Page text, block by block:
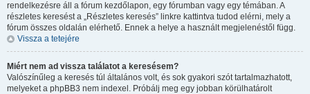
rendelkezésre áll a fórum kezdőlapon, egy fórumban vagy egy témában. A
részletes keresést a „Részletes keresés” linkre kattintva tudod elérni, mely a
fórum összes oldalán elérhető. Ennek a helye a használt megjelenéstől függ.
Vissza a tetejére
Miért nem ad vissza találatot a keresésem?
Valószínűleg a keresés túl általános volt, és sok gyakori szót tartalmazhatott,
melyeket a phpBB3 nem indexel. Próbálj meg egy jobban körülhatárolt